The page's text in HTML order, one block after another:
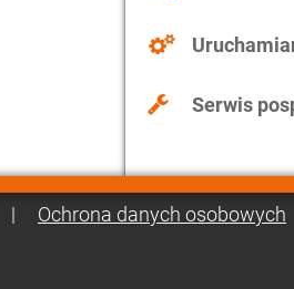
Serwis
| Ochrona danych osobowych